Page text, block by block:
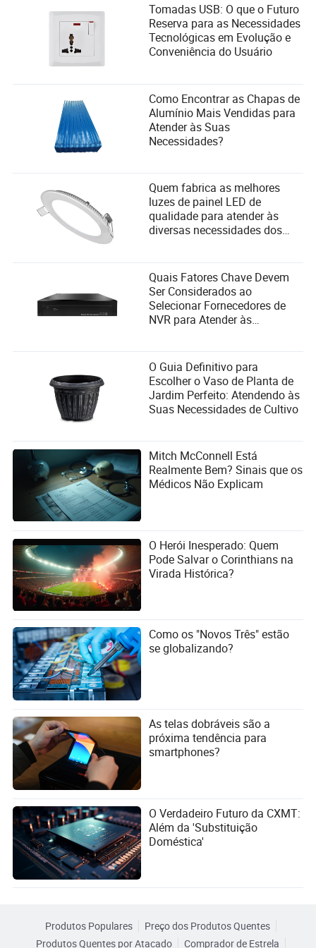
P4: Existem chaves seccionadoras específicas para
sistemas de energia renovável?
R: Sim, muitos fabricantes produzem chaves
seccionadoras adaptadas para sistemas de energia solar
e eólica, apoiando fontes de energia sustentáveis.
Naomi Grant
Autor
Naomi Grant é uma autora experiente com uma vasta
experiência na indústria elétrica e eletrônica. Sua
especialidade está em avaliar a reputação dos
fornecedores dentro deste setor, com um olhar atento
para discernir sua posição em termos de feedback
dos clientes e aclamação da indústria. Ao longo dos
anos, Naomi se tornou uma voz confiável, fornecendo
insights e avaliações que ajudam empresas e
Tomadas USB: O que o Futuro
Reserva para as Necessidades
Tecnológicas em Evolução e
Conveniência do Usuário
Como Encontrar as Chapas de
Alumínio Mais Vendidas para
Atender às Suas
Necessidades?
Quem fabrica as melhores
luzes de painel LED de
qualidade para atender às
diversas necessidades dos
de fornecedores?
Quais Fatores Chave Devem
Ser Considerados ao
Selecionar Fornecedores de
NVR para Atender às
O Guia Definitivo para
Escolher o Vaso de Planta de
Jardim Perfeito: Atendendo às
Suas Necessidades de Cultivo
Mitch McConnell Está
Realmente Bem? Sinais que os
Médicos Não Explicam
O Herói Inesperado: Quem
Pode Salvar o Corinthians na
Virada Histórica?
Como os "Novos Três" estão
se globalizando?
As telas dobráveis são a
próxima tendência para
smartphones?
O Verdadeiro Futuro da CXMT:
Além da 'Substituição
Doméstica'
Produtos Populares
Preço dos Produtos Quentes
Produtos Quentes por Atacado
Comprador de Estrela